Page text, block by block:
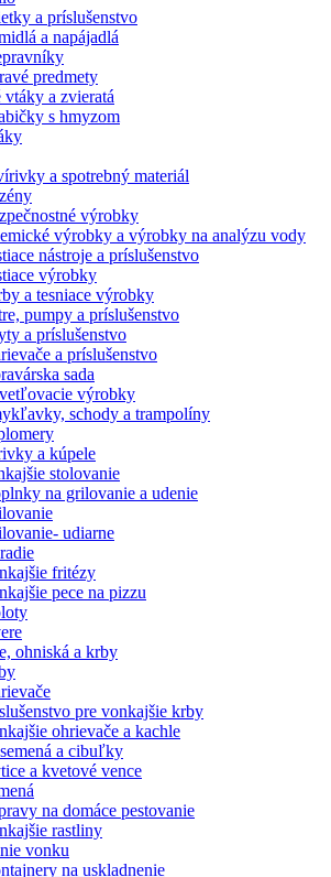
a príslušenstvo
a napájadlá
predmety
vtáky a zvieratá
s hmyzom
a spotrebný materiál
výrobky
výrobky a výrobky na analýzu vody
nástroje a príslušenstvo
výrobky
a tesniace výrobky
pumpy a príslušenstvo
a príslušenstvo
a príslušenstvo
sada
výrobky
schody a trampolíny
a kúpele
stolovanie
na grilovanie a udenie
udiarne
fritézy
pece na pizzu
ohniská a krby
pre vonkajšie krby
ohrievače a kachle
a cibuľky
a kvetové vence
na domáce pestovanie
rastliny
vonku
na uskladnenie